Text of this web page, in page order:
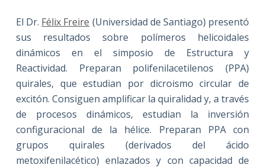
El Dr. Félix Freire (Universidad de Santiago) presentó
sus resultados sobre polímeros helicoidales
dinámicos en el simposio de Estructura y
Reactividad. Preparan polifenilacetilenos (PPA)
quirales, que estudian por dicroismo circular de
excitón. Consiguen amplificar la quiralidad y, a través
de procesos dinámicos, estudian la inversión
configuracional de la hélice. Preparan PPA con
grupos quirales (derivados del ácido
metoxifenilacético) enlazados y con capacidad de